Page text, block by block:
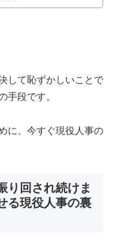
して恥ずかしいことで
手段です。
に、今すぐ現役人事の
り回され続けま
る現役人事の裏